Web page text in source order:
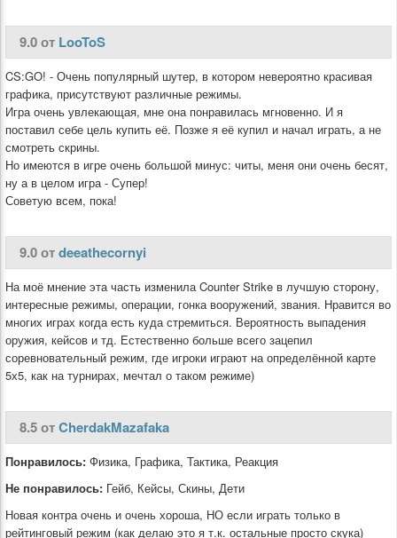
9.0 от LooToS
CS:GO! - Очень популярный шутер, в котором невероятно красивая
графика, присутствуют различные режимы.
Игра очень увлекающая, мне она понравилась мгновенно. И я
поставил себе цель купить её. Позже я её купил и начал играть, а не
смотреть скрины.
Но имеются в игре очень большой минус: читы, меня они очень бесят,
ну а в целом игра - Супер!
Советую всем, пока!
9.0 отdeeathecornyi
На моё мнение эта часть изменила Counter Strike в лучшую сторону,
интересные режимы, операции, гонка вооружений, звания. Нравится во
многих играх когда есть куда стремиться. Вероятность выпадения
оружия, кейсов и тд. Естественно больше всего зацепил
соревновательный режим, где игроки играют на определённой карте
5х5, как на турнирах, мечтал о таком режиме)
8.5 отCherdakMazafaka
Понравилось: Физика, Графика, Тактика, Реакция
Не понравилось: Гейб, Кейсы, Скины, Дети
Новая контра очень и очень хороша, НО если играть только в
рейтинговый режим (как делаю это я т.к. остальные просто скука)